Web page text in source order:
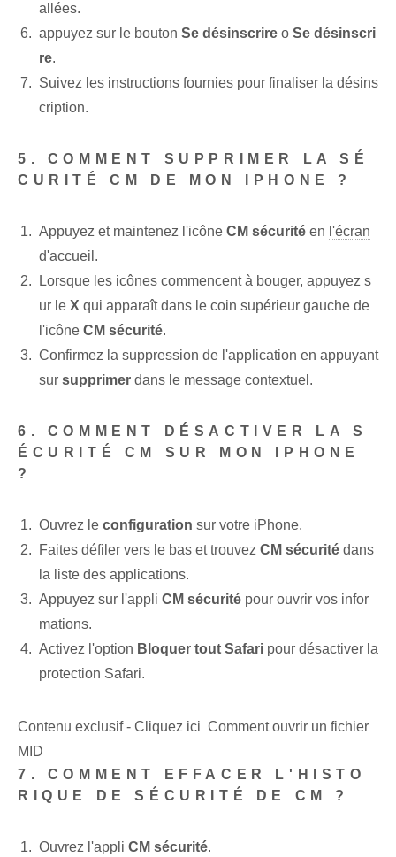
allées.
appuyez sur le bouton Se désinscrire o Se désinscri
re.
Suivez les instructions fournies pour finaliser la désins
cription.
5. COMMENT SUPPRIMER LA SÉ
CURITÉ CM DE MON IPHONE ?
Appuyez et maintenez l'icône CM sécurité en l'écran
d'accueil .
Lorsque les icônes commencent à bouger, appuyez s
ur le X qui apparaît dans le coin supérieur gauche de
l'icône CM sécurité.
Confirmez la suppression de l'application en appuyant
sur supprimer dans le message contextuel.
6. COMMENT DÉSACTIVER LA S
ÉCURITÉ CM SUR MON IPHONE
?
Ouvrez le configuration sur votre iPhone.
Faites défiler vers le bas et trouvez CM sécurité dans
la liste des applications.
Appuyez sur l'appli CM sécurité pour ouvrir vos infor
mations.
Activez l'option Bloquer tout Safari pour désactiver la
protection Safari.
Contenu exclusif - Cliquez ici Comment ouvrir un fichier
MID
7. COMMENT EFFACER L'HISTO
RIQUE DE SÉCURITÉ DE CM ?
Ouvrez l'appli CM sécurité.